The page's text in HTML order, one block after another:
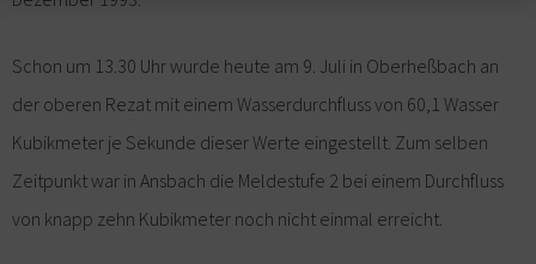
Schon um 13.30 Uhr wurde heute am 9. Juli in Oberheßbach an
der oberen Rezat mit einem Wasserdurchfluss von 60,1 Wasser
Kubikmeter je Sekunde dieser Werte eingestellt. Zum selben
Zeitpunkt war in Ansbach die Meldestufe 2 bei einem Durchfluss
von knapp zehn Kubikmeter noch nicht einmal erreicht.